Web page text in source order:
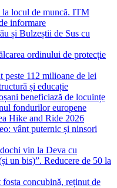
locul de muncă. ITM
informare
și Bulzeștii de Sus cu
ordinului de protecție
112 milioane de lei
și educație
beneficiază de locuințe
fondurilor europene
Hike and Ride 2026
vânt puternic și ninsori
vin la Deva cu
un bis)”. Reducere de 50 la
concubină, reținut de